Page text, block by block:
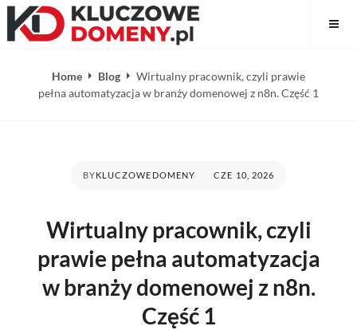
Skip
Kluczowe Domeny
Home Blog
Wirtualny pracownik, czyli prawie
pełna automatyzacja w branży domenowej z n8n. Część 1
BYKLUCZOWEDOMENY
POSTED
CZE 10, 2026
Wirtualny pracownik, czyli
prawie pełna automatyzacja
w branży domenowej z n8n.
Część 1